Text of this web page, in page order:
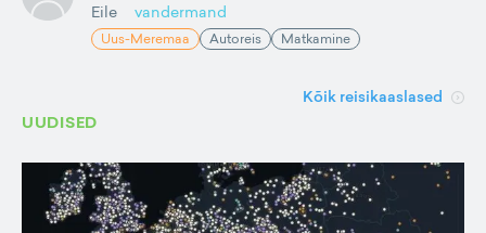
Eile vandermand
Uus-Meremaa Autoreis Matkamine
Kõik reisikaaslased
UUDISED